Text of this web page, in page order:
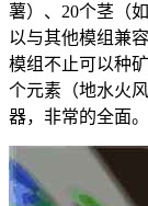
薯）、20个茎（
以与其他模组兼
模组不止可以种
个元素（地水火
器，非常的全面。